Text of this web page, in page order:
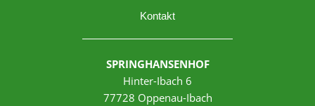
Kontakt
SPRINGHANSENHOF
Hinter-Ibach 6
77728 Oppenau-Ibach